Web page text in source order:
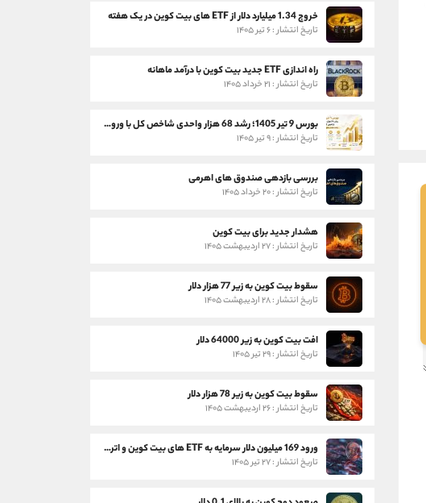
خروج 1.34 میلیارد دلار از ETF های بیت کوین در یک هفته
تاریخ انتشار : ۶ تیر ۱۴۰۵
راه اندازی ETF جدید بیت کوین با درآمد ماهانه
تاریخ انتشار : ۲۱ خرداد ۱۴۰۵
بورس 9 تیر 1405؛ رشد 68 هزار واحدی شاخص کل با ورود 3 همت پول حقیقی
تاریخ انتشار : ۹ تیر ۱۴۰۵
بررسی بازدهی صندوق های اهرمی
تاریخ انتشار : ۲۰ خرداد ۱۴۰۵
هشدار جدید برای بیت کوین
تاریخ انتشار : ۲۷ اردیبهشت ۱۴۰۵
سقوط بیت کوین به زیر 77 هزار دلار
تاریخ انتشار : ۲۸ اردیبهشت ۱۴۰۵
افت بیت کوین به زیر 64000 دلار
تاریخ انتشار : ۲۹ تیر ۱۴۰۵
سقوط بیت کوین به زیر 78 هزار دلار
تاریخ انتشار : ۲۶ اردیبهشت ۱۴۰۵
ورود 169 میلیون دلار سرمایه به ETF های بیت کوین و اتریوم
تاریخ انتشار : ۲۷ تیر ۱۴۰۵